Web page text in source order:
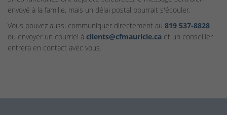
envoyé à la famille, mais un délai postal pourrait s'écouler.
Vous pouvez aussi communiquer directement au 819 537‑8828
ou envoyer un courriel à clients@cfmauricie.ca et un conseiller
entrera en contact avec vous.